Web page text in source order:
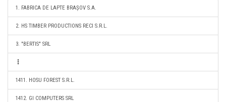
1. FABRICA DE LAPTE BRAȘOV S.A.
2. HS TIMBER PRODUCTIONS RECI S.R.L.
3. "BERTIS" SRL
1411. HOSU FOREST S.R.L.
1412. GI COMPUTERS SRL